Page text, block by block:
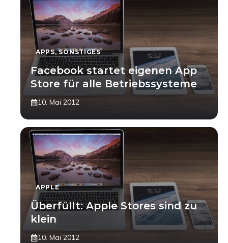
APPS,SONSTIGES
Facebook startet eigenen App
Store für alle Betriebssysteme
10. Mai 2012
APPLE
Überfüllt: Apple Stores sind zu
klein
10. Mai 2012